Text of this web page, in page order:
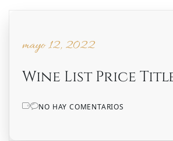
mayo 12, 2022
Wine List Price
NO HAY COMENTARIOS